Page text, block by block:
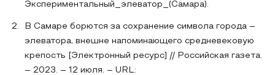
Экспериментальный_элеватор_(Самара).
В Самаре борются за сохранение символа города –
элеватора, внешне напоминающего средневековую
крепость [Электронный ресурс] // Российская газета.
– 2023. – 12 июля. – URL: